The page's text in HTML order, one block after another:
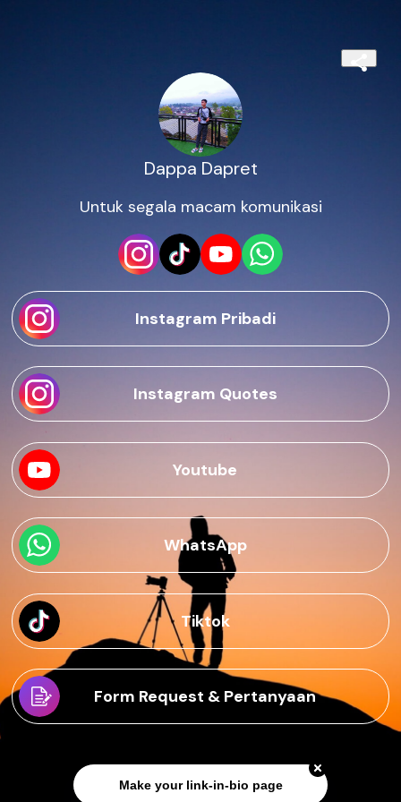
Dappa Dapret
Untuk segala macam komunikasi
Instagram Pribadi
Instagram Quotes
Youtube
WhatsApp
Tiktok
Form Request & Pertanyaan
Make your link-in-bio page